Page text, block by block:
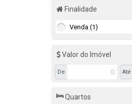
São Gonçalo (1)
Finalidade
Venda (1)
Valor do Imóvel
De Até
Quartos